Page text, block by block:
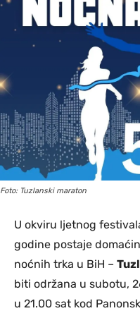
Foto: Tuzlanski maraton
U okviru ljetnog
godine postaje
noćnih trka u BiH –
biti održana u subotu,
u 21.00 sat kod